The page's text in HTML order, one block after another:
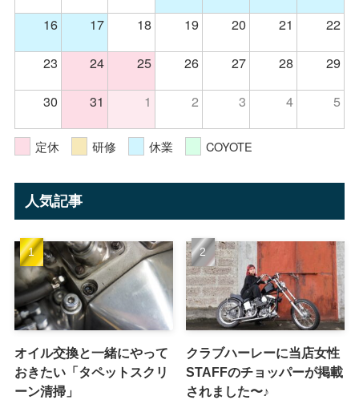
16
17 18 19 20 21
22
23
24 25 26 27 28
29
30
31 1 2 3 4 5
定休 研修 休業 COYOTE
人気記事
オイル交換と一緒にやって
おきたい「タペットスクリ
ーン清掃」
クラブハーレーに当店女性
STAFFのチョッパーが掲載
されました〜♪